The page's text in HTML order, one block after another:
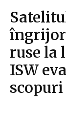
ruse la
ISW